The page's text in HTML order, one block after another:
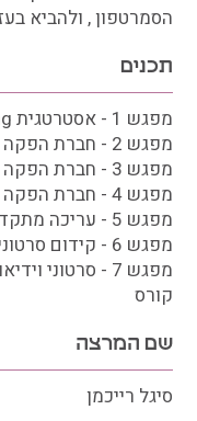
הסמרטפון , ולהביא
תכנים
מפגש 1 - אסטרטגית Video Marketing
מפגש 2 - חברת הפקה של איש אחד - צילום
מפגש 3 - חברת הפקה של איש אחד – עריכה
מפגש 4 - חברת הפקה של איש אחד – עריכה - המשך
מפגש 5 - עריכה מתקדמת
מפגש 6 - קידום סרטונים You tube
קורס
שם המרצה
סיגל רייכמן